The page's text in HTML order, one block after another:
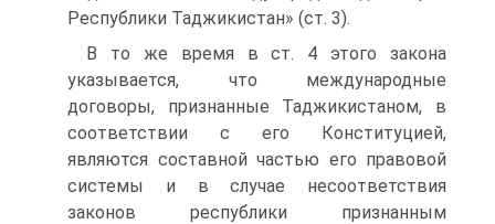
Республики Таджикистан» (ст. 3).
В то же время в ст. 4 этого закона
указывается, что международные
договоры, признанные Таджикистаном, в
соответствии с его Конституцией,
являются составной частью его правовой
системы и в случае несоответствия
законов республики признанным